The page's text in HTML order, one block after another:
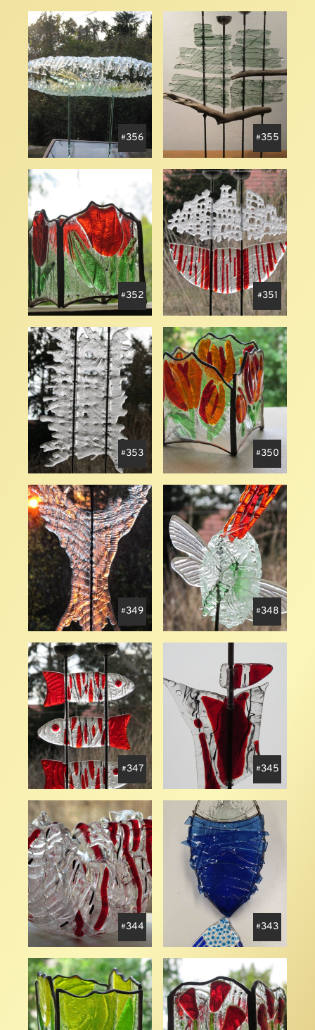
356 355
352 351
353 350
349 348
347 345
344 343